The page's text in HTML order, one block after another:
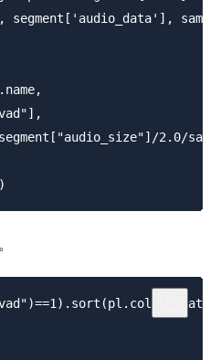
segment['audio_data'],
2.0/